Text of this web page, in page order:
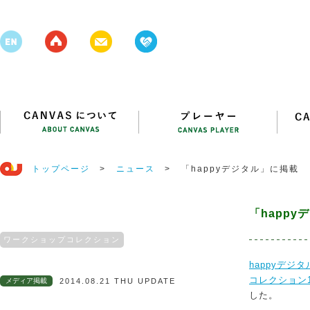
トップページ > ニュース > 「happyデジタル」に掲載
ワークショップコレクション
メディア掲載 2014.08.21 THU UPDATE
「happy
happyデジタ
コレクショ
した。